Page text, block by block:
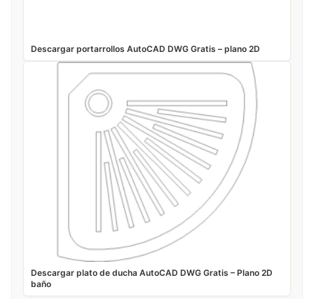
Descargar portarrollos AutoCAD DWG Gratis – plano 2D
Descargar plato de ducha AutoCAD DWG Gratis – Plano 2D
baño